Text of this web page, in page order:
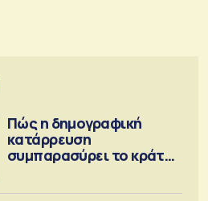
Πώς η δημογραφική
κατάρρευση
συμπαρασύρει το κράτος